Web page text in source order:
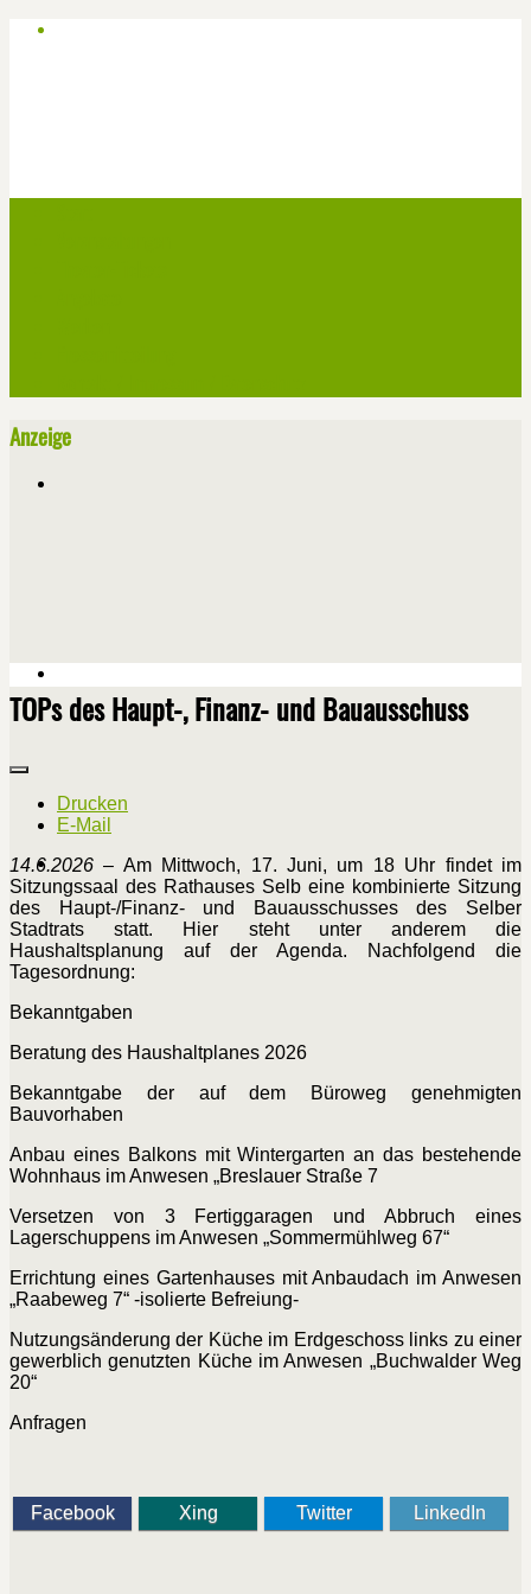
Anzeige
TOPs des Haupt-, Finanz- und Bauausschuss
Drucken
E-Mail
14.6.2026 – Am Mittwoch, 17. Juni, um 18 Uhr findet im
Sitzungssaal des Rathauses Selb eine kombinierte Sitzung
des Haupt-/Finanz- und Bauausschusses des Selber
Stadtrats statt. Hier steht unter anderem die
Haushaltsplanung auf der Agenda. Nachfolgend die
Tagesordnung:
Bekanntgaben
Beratung des Haushaltplanes 2026
Bekanntgabe der auf dem Büroweg genehmigten
Bauvorhaben
Anbau eines Balkons mit Wintergarten an das bestehende
Wohnhaus im Anwesen „Breslauer Straße 7
Versetzen von 3 Fertiggaragen und Abbruch eines
Lagerschuppens im Anwesen „Sommermühlweg 67“
Errichtung eines Gartenhauses mit Anbaudach im Anwesen
„Raabeweg 7“ -isolierte Befreiung-
Nutzungsänderung der Küche im Erdgeschoss links zu einer
gewerblich genutzten Küche im Anwesen „Buchwalder Weg
20“
Anfragen
Facebook Xing Twitter LinkedIn